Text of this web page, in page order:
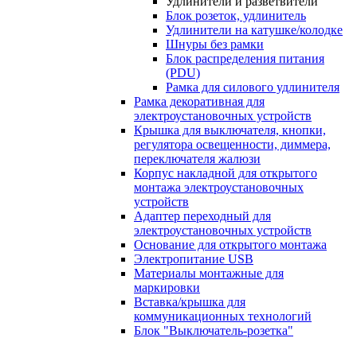
Блок розеток, удлинитель
Удлинители на катушке/колодке
Шнуры без рамки
Блок распределения питания
(PDU)
Рамка для силового удлинителя
Рамка декоративная для
электроустановочных устройств
Крышка для выключателя, кнопки,
регулятора освещенности, диммера,
переключателя жалюзи
Корпус накладной для открытого
монтажа электроустановочных
устройств
Адаптер переходный для
электроустановочных устройств
Основание для открытого монтажа
Электропитание USB
Материалы монтажные для
маркировки
Вставка/крышка для
коммуникационных технологий
Блок "Выключатель-розетка"